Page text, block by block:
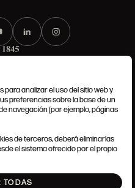
GENERALES
COOKIES
COOKIES
analizar el uso del sitio web y
preferencias sobre la base de un
navegación (por ejemplo, páginas
de terceros, deberá eliminarlas
el sistema ofrecido por el propio
TODAS